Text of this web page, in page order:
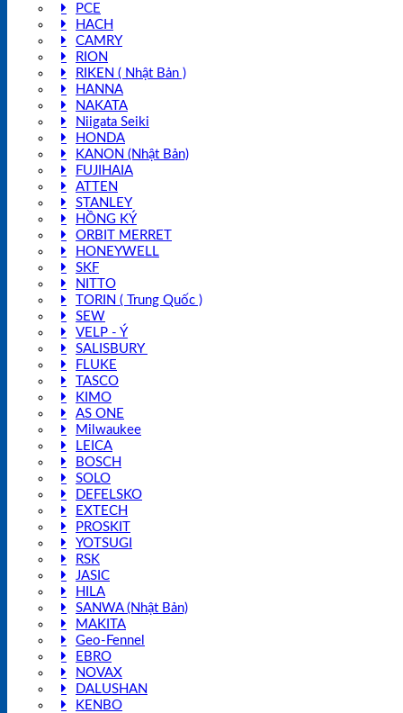
PCE
HACH
CAMRY
RION
RIKEN ( Nhật Bản )
HANNA
NAKATA
Niigata Seiki
HONDA
KANON (Nhật Bản)
FUJIHAIA
ATTEN
STANLEY
HỒNG KÝ
ORBIT MERRET
HONEYWELL
SKF
NITTO
TORIN ( Trung Quốc )
SEW
VELP - Ý
SALISBURY
FLUKE
TASCO
KIMO
AS ONE
Milwaukee
LEICA
BOSCH
SOLO
DEFELSKO
EXTECH
PROSKIT
YOTSUGI
RSK
JASIC
HILA
SANWA (Nhật Bản)
MAKITA
Geo-Fennel
EBRO
NOVAX
DALUSHAN
KENBO